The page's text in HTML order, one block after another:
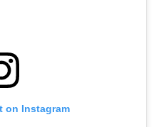
on Instagram